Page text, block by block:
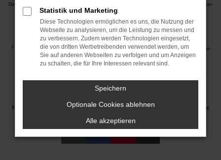
Der errechnete Preisvorteil sowie die angegebene Ersparnis errechnet sich gegenüber
der ehemaligen unverbindlichen Preisempfehlung des Herstellers am Tag der
Erstzulassung (Neupreis).
2
Hierbei handelt es sich um ein Finanzierungs-Angebot. Preise sind Bruttopreise.
Irrtümer vorbehalten.
3
Hierbei handelt es sich um ein Leasing-Angebot. Preise sind Bruttopreise. Irrtümer
vorbehalten.
Cookie Einstellungen
Neustadt/Vogtland | info@autohausjakob.de |Webdesign by audaris.de
Statistik und Marketing
Diese Technologien ermöglichen es uns, die Nutzung der
Webseite zu analysieren, um die Leistung zu messen und
zu verbessern. Zudem werden Technologien eingesetzt,
die von dritten Werbetreibenden verwendet werden, um
Sie auf anderen Webseiten zu verfolgen und um Anzeigen
zu schalten, die für Ihre Interessen relevant sind.
Speichern
Optionale Cookies ablehnen
Alle akzeptieren